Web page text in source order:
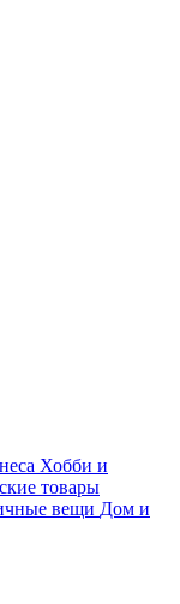
Хобби и
товары
вещи Дом и